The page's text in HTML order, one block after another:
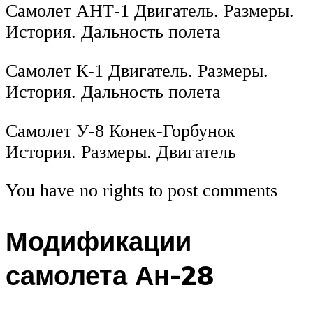
Самолет АНТ-1 Двигатель. Размеры.
История. Дальность полета
Самолет К-1 Двигатель. Размеры.
История. Дальность полета
Самолет У-8 Конек-Горбунок
История. Размеры. Двигатель
You have no rights to post comments
Модификации
самолета Ан-28